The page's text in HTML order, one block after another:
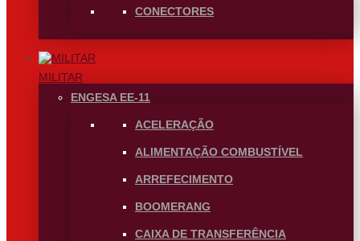
CONECTORES
MILITAR
ENGESA EE-11
ACELERAÇÃO
ALIMENTAÇÃO COMBUSTÍVEL
ARREFECIMENTO
BOOMERANG
CAIXA DE TRANSFERÊNCIA